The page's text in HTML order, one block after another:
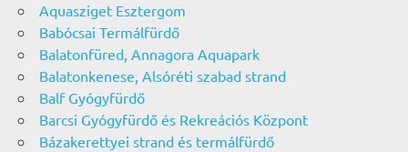
Aquasziget Esztergom
Babócsai Termálfürdő
Balatonfüred, Annagora Aquapark
Balatonkenese, Alsóréti szabad strand
Balf Gyógyfürdő
Barcsi Gyógyfürdő és Rekreációs Központ
Bázakerettyei strand és termálfürdő